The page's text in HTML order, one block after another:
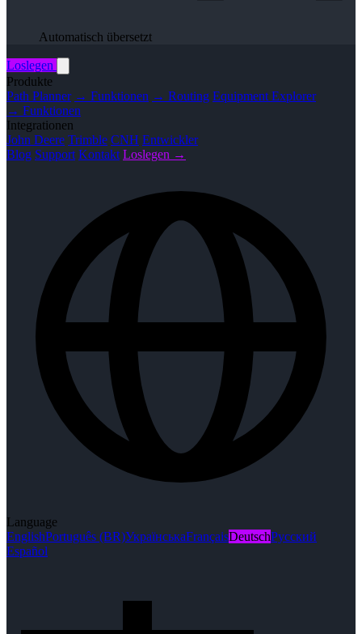
Automatisch übersetzt
Loslegen
Produkte
Path Planner → Funktionen → Routing Equipment Explorer
→ Funktionen
Integrationen
John Deere Trimble CNH Entwickler
Blog Support Kontakt Loslegen →
Language
EnglishPortuguês (BR)УкраїнськаFrançaisDeutschРусский
Español